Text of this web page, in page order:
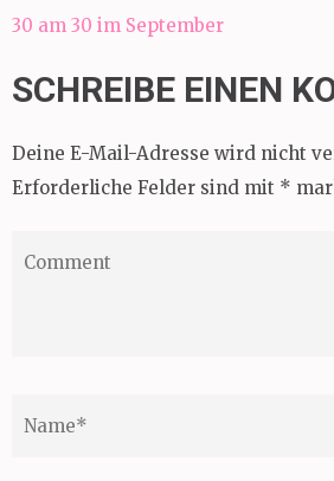
Beitragsnavigation
30 am 30 im September
SCHREIBE EINEN
Deine E-Mail-Adresse wird nicht
Erforderliche Felder sind mit *